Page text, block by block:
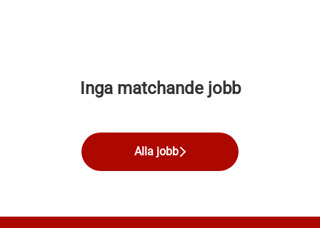
Inga matchande jobb
Alla jobb